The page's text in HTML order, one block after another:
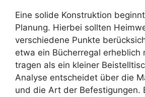
Eine solide Konstruktion
Planung. Hierbei sollten
verschiedene Punkte
etwa ein Bücherregal erheblich
tragen als ein kleiner
Analyse entscheidet über die
und die Art der Befestigungen.